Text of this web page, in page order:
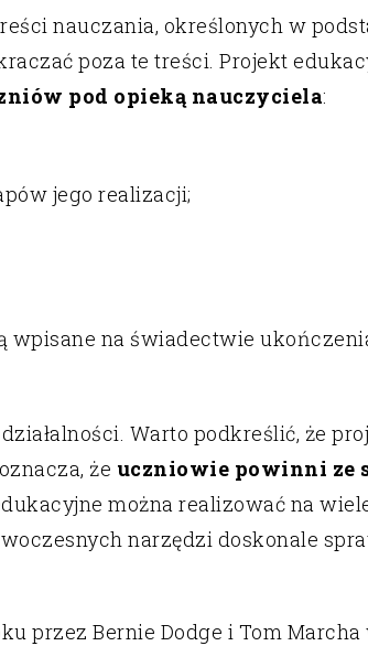
nauczania, określonych w
poza te treści. Projekt
pod opieką nauczyciela:
jego realizacji;
na świadectwie
Warto podkreślić, że
że uczniowie powinni ze
można realizować na
narzędzi doskonale
przez Bernie Dodge i Tom Marcha